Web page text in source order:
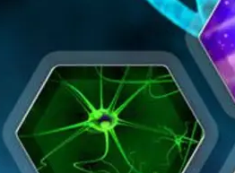
(United Kingdom)
(United States)
(Spain)